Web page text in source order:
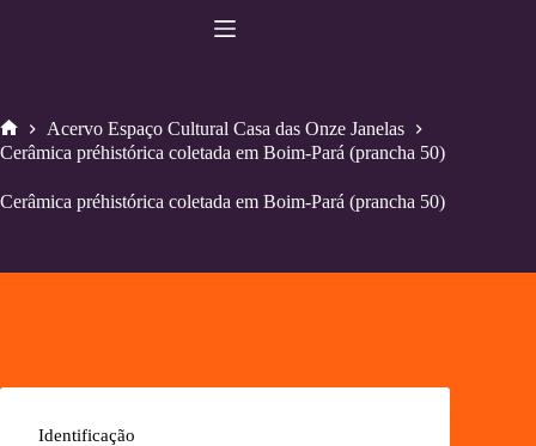
Home
Acervo Espaço Cultural Casa das Onze Janelas
Cerâmica préhistórica coletada em Boim-Pará (prancha 50)
Cerâmica préhistórica coletada em Boim-Pará (prancha 50)
Identificação